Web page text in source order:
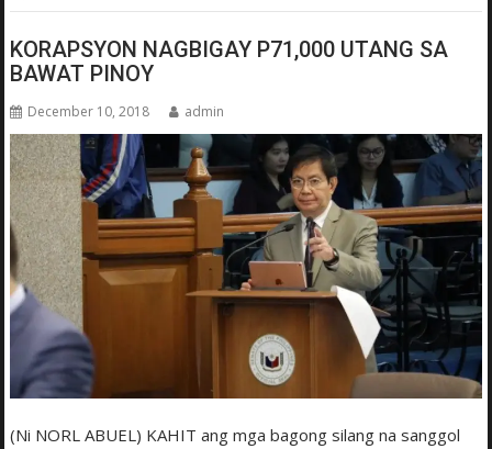
KORAPSYON NAGBIGAY P71,000 UTANG SA
BAWAT PINOY
December 10, 2018 admin
(Ni NORL ABUEL) KAHIT ang mga bagong silang na sanggol